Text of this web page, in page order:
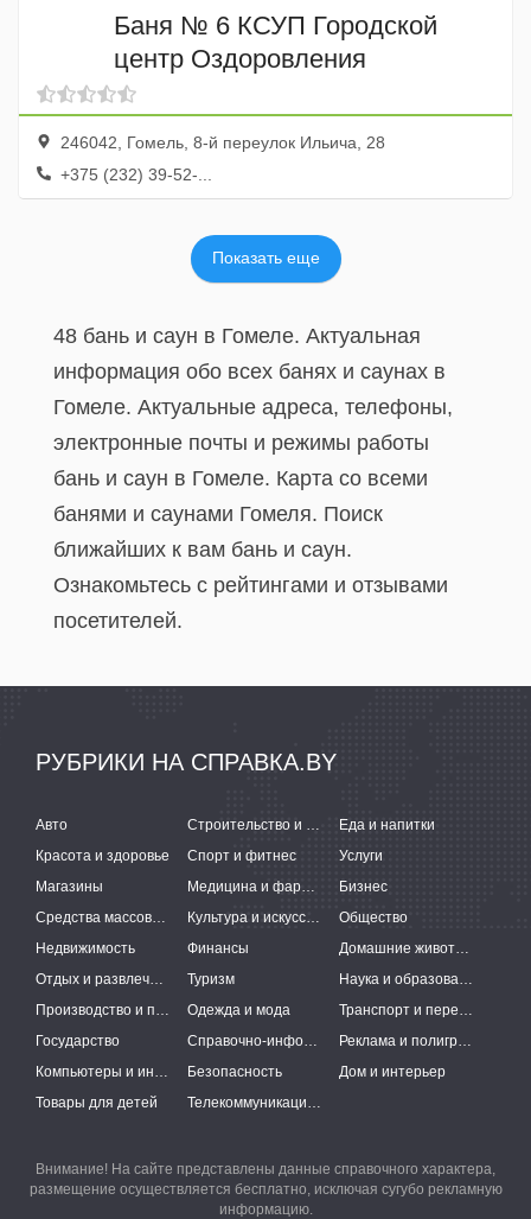
Баня № 6 КСУП Городской
центр Оздоровления
246042, Гомель, 8-й переулок Ильича, 28
+375 (232) 39-52-...
Показать еще
48 бань и саун в Гомеле. Актуальная
информация обо всех банях и саунах в
Гомеле. Актуальные адреса, телефоны,
электронные почты и режимы работы
бань и саун в Гомеле. Карта со всеми
банями и саунами Гомеля. Поиск
ближайших к вам бань и саун.
Ознакомьтесь с рейтингами и отзывами
посетителей.
РУБРИКИ НА СПРАВКА.BY
Авто Строительство и ремонт
Еда и напитки
Красота и здоровье
Спорт и фитнес
Услуги
Магазины
Медицина и фармацевтика
Бизнес
Средства массовой информации
Культура и искусство
Общество
Недвижимость
Финансы
Домашние животные
Отдых и развлечения
Туризм
Наука и образование
Производство и поставки
Одежда и мода
Транспорт и перевозки
Государство
Справочно-информационные системы
Реклама и полиграфия
Компьютеры и интернет
Безопасность
Дом и интерьер
Товары для детей
Телекоммуникации и связь
Внимание! На сайте представлены данные справочного характера,
размещение осуществляется бесплатно, исключая сугубо рекламную
информацию.